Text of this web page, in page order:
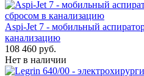
Aspi-Jet 7 - мобильный
канализацию
108 460 руб.
Нет в наличии